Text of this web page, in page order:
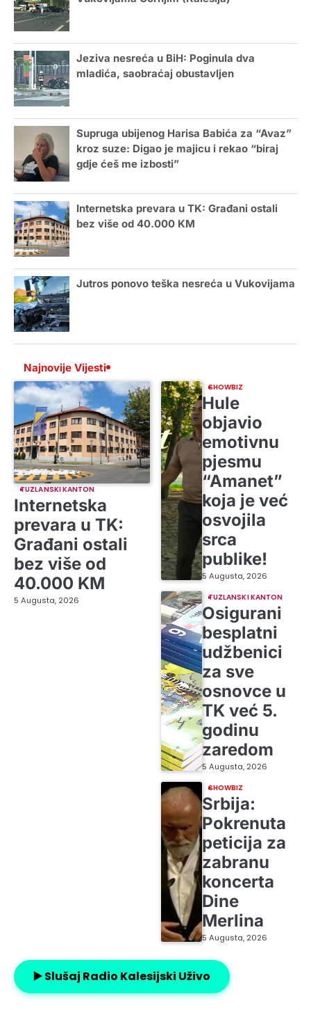
Jeziva nesreća u BiH: Poginula dva
mladića, saobraćaj obustavljen
Supruga ubijenog Harisa Babića za “Avaz”
kroz suze: Digao je majicu i rekao “biraj
gdje ćeš me izbosti”
Internetska prevara u TK: Građani ostali
bez više od 40.000 KM
Jutros ponovo teška nesreća u Vukovijama
Najnovije Vijesti
TUZLANSKI KANTON
Internetska
prevara u TK:
Građani ostali
bez više od
40.000 KM
5 Augusta, 2026
SHOWBIZ
Hule
objavio
emotivnu
pjesmu
“Amanet”
koja je već
osvojila
srca
publike!
5 Augusta, 2026
TUZLANSKI KANTON
Osigurani
besplatni
udžbenici
za sve
osnovce u
TK već 5.
godinu
zaredom
5 Augusta, 2026
SHOWBIZ
Srbija:
Pokrenuta
peticija za
zabranu
koncerta
Dine
Merlina
5 Augusta, 2026
▶️ Slušaj Radio Kalesijski Uživo